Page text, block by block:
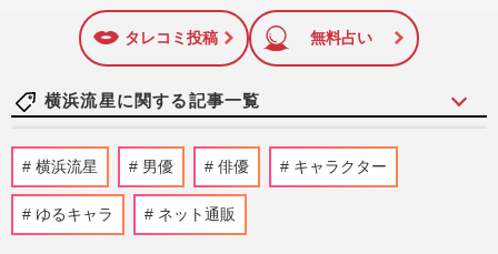
は結婚延期を発表。同記事は2018年の「編集者が選ぶ雑誌ジ
ャーナリズム賞」大賞を受賞した。毎週火曜日発売。
に追加
タレコミ投稿 無料占い
横浜流星に関する記事一覧
吉沢亮主演『国宝』がついに終映へ…1000
円均一の“ラスト再上映”にファン駆け込
み、証明される「映画館で…
週刊女性PRIME
横浜流星 男優 俳優 キャラクター
ゆるキャラ ネット通販